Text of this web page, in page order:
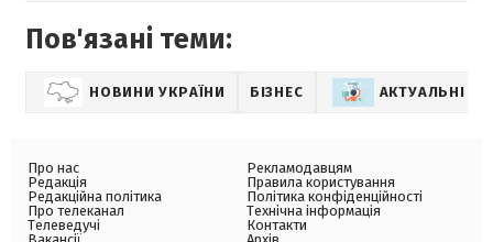
Пов'язані теми:
НОВИНИ УКРАЇНИ БІЗНЕС АКТУАЛЬНІ
Про нас
Редакція
Редакційна політика
Про телеканал
Телеведучі
Рекламодавцям
Правила користування
Політика конфіденційності
Технічна інформація
Контакти